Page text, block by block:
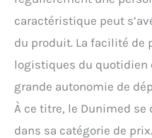
caractéristique peut
du produit. La facilité de
logistiques du quotidien
grande autonomie de
À ce titre, le Dunimed
dans sa catégorie de prix.